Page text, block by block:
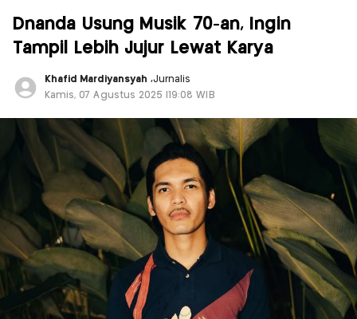
Dnanda Usung Musik 70-an, Ingin
Tampil Lebih Jujur Lewat Karya
Khafid Mardiyansyah ,Jurnalis
Kamis, 07 Agustus 2025 |19:08 WIB